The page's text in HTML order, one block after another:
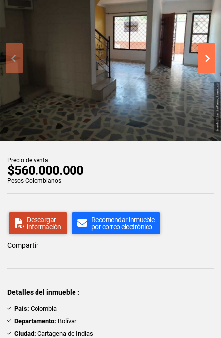
Precio de venta
$560.000.000
Pesos Colombianos
Descargar
información
Recomendar inmueble
por correo electrónico
Compartir
Detalles del inmueble :
País: Colombia
Departamento: Bolívar
Ciudad: Cartagena de Indias